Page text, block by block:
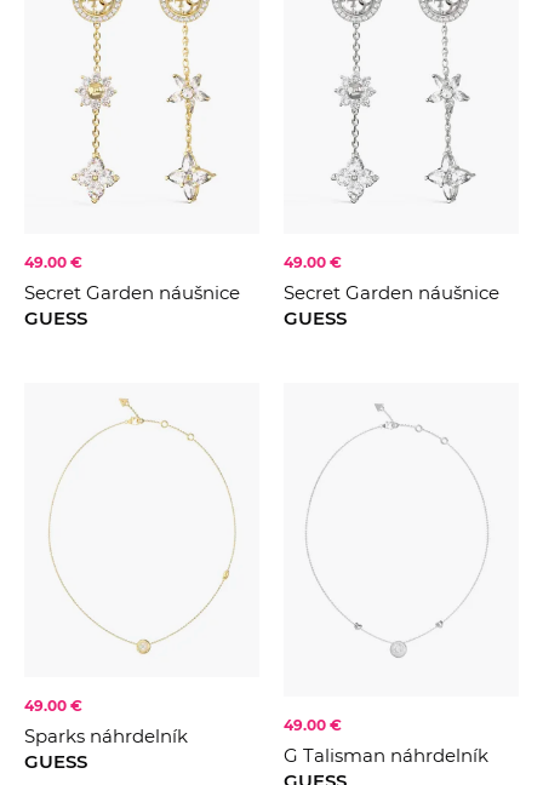
49.00 €
Secret Garden náušnice
GUESS
49.00 €
Secret Garden náušnice
GUESS
49.00 €
Sparks náhrdelník
GUESS
49.00 €
G Talisman náhrdelník